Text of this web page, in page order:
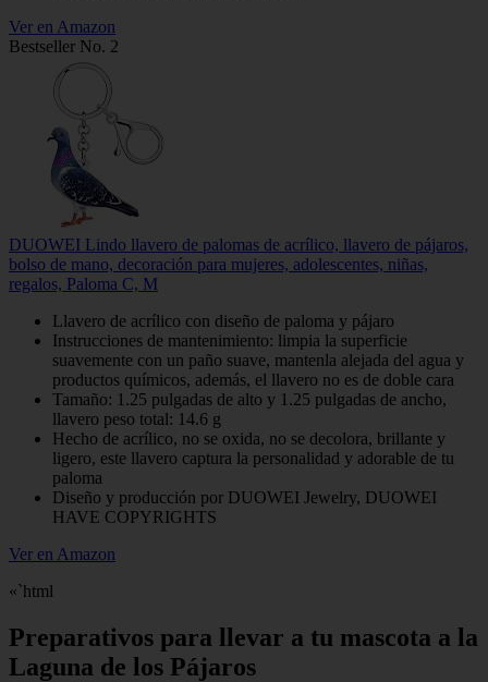
Ver en Amazon
Bestseller No. 2
DUOWEI Lindo llavero de palomas de acrílico, llavero de pájaros,
bolso de mano, decoración para mujeres, adolescentes, niñas,
regalos, Paloma C, M
Llavero de acrílico con diseño de paloma y pájaro
Instrucciones de mantenimiento: limpia la superficie
suavemente con un paño suave, mantenla alejada del agua y
productos químicos, además, el llavero no es de doble cara
Tamaño: 1.25 pulgadas de alto y 1.25 pulgadas de ancho,
llavero peso total: 14.6 g
Hecho de acrílico, no se oxida, no se decolora, brillante y
ligero, este llavero captura la personalidad y adorable de tu
paloma
Diseño y producción por DUOWEI Jewelry, DUOWEI
HAVE COPYRIGHTS
Ver en Amazon
«`html
Preparativos para llevar a tu mascota a la
Laguna de los Pájaros